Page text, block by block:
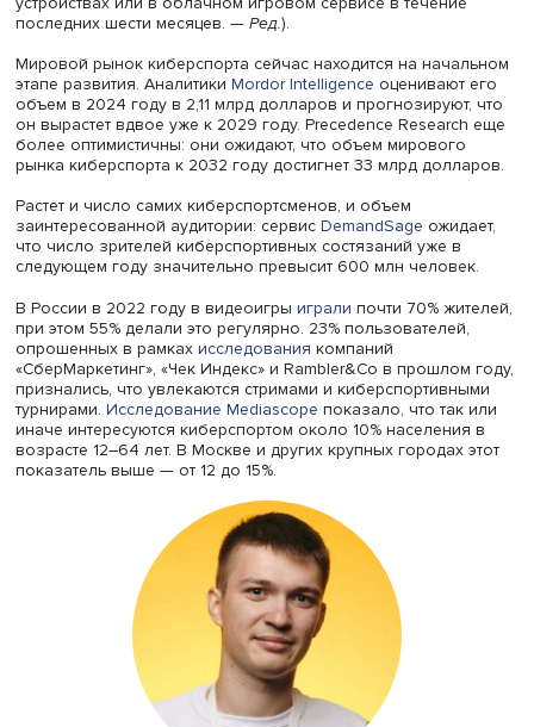
В последние годы интерес к геймингу и киберспорту
в мире в целом, и в России в частности. По данным
ежегодногоисследованияGlobal Games Market Report
аналитической компании NewZoo, количество активных
игроков видеоигр в 2023 году составило 3,38 млрд,
4,3% больше, чем в 2022 году (к активным игрокам
все люди, которые играли в игры на ПК, консолях,
устройствах или в облачном игровом сервисе в
последних шести месяцев. —Ред.).
Мировой рынок киберспорта сейчас находится на
этапе развития. АналитикиMordor Intelligence
он вырастет вдвое уже к 2029 году. Precedence
более оптимистичны: они ожидают, что объем
рынка киберспорта к 2032 году достигнет 33 млрд
Растет и число самих киберспортсменов, и объем
заинтересованной аудитории: сервисDemandSage
что число зрителей киберспортивных состязаний уже в
следующем году значительно превысит 600 млн
В России в 2022 году в видеоигрыиграли
при этом 55% делали это регулярно. 23%
опрошенных в рамках исследования компаний
«CберМаркетинг», «Чек Индекс» и Rambler&Co в
признались, что увлекаются стримами и
Исследование Mediascope показало, что
иначе интересуются киберспортом около 10%
возрасте 12–64 лет. В Москве и других крупных городах
показатель выше — от 12 до 15%.